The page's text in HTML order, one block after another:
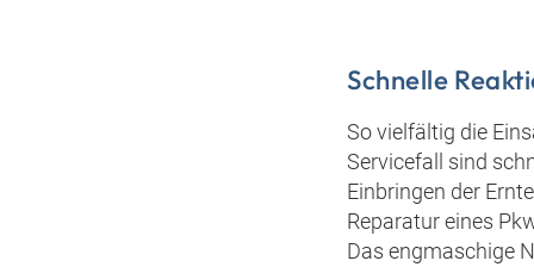
Schnelle
So vielfältig die
Servicefall sind
Einbringen der
Reparatur eines
Das engmaschige